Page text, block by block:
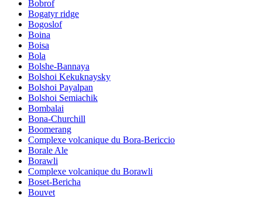
Bobrof
Bogatyr ridge
Bogoslof
Boina
Boisa
Bola
Bolshe-Bannaya
Bolshoi Kekuknaysky
Bolshoi Payalpan
Bolshoi Semiachik
Bombalai
Bona-Churchill
Boomerang
Complexe volcanique du Bora-Bericcio
Borale Ale
Borawli
Complexe volcanique du Borawli
Boset-Bericha
Bouvet